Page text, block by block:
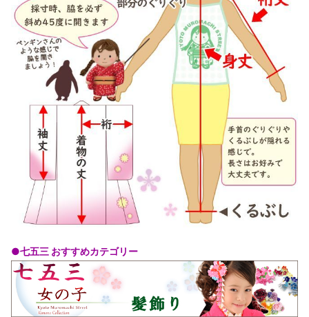
●七五三 おすすめカテゴリー